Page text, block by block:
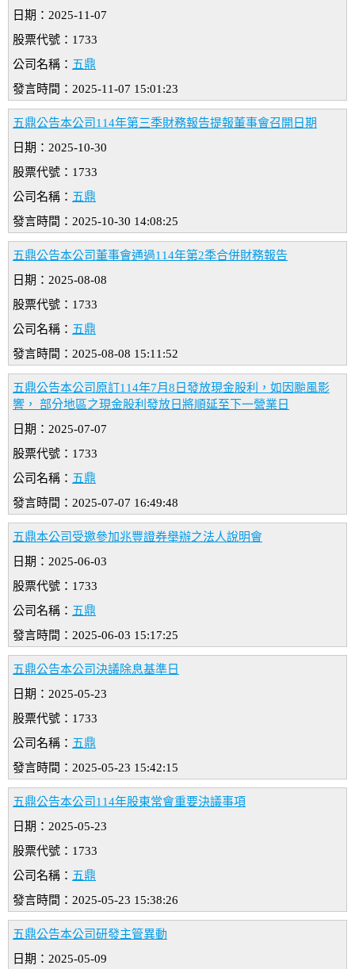
日期：2025-11-07
股票代號：1733
公司名稱： 五鼎
發言時間：2025-11-07 15:01:23
五鼎公告本公司114年第三季財務報告提報董事會召開日期
日期：2025-10-30
股票代號：1733
公司名稱： 五鼎
發言時間：2025-10-30 14:08:25
五鼎公告本公司董事會通過114年第2季合併財務報告
日期：2025-08-08
股票代號：1733
公司名稱： 五鼎
發言時間：2025-08-08 15:11:52
五鼎公告本公司原訂114年7月8日發放現金股利，如因颱風影
響， 部分地區之現金股利發放日將順延至下一營業日
日期：2025-07-07
股票代號：1733
公司名稱： 五鼎
發言時間：2025-07-07 16:49:48
五鼎本公司受邀參加兆豐證券舉辦之法人說明會
日期：2025-06-03
股票代號：1733
公司名稱： 五鼎
發言時間：2025-06-03 15:17:25
五鼎公告本公司決議除息基準日
日期：2025-05-23
股票代號：1733
公司名稱： 五鼎
發言時間：2025-05-23 15:42:15
五鼎公告本公司114年股東常會重要決議事項
日期：2025-05-23
股票代號：1733
公司名稱： 五鼎
發言時間：2025-05-23 15:38:26
五鼎公告本公司研發主管異動
日期：2025-05-09